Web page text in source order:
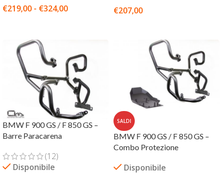
€219,00 - €324,00
€207,00
BMW F 900 GS / F 850 GS –
Barre Paracarena
(12)
Disponibile
SALDI
BMW F 900 GS / F 850 GS –
Combo Protezione
Disponibile